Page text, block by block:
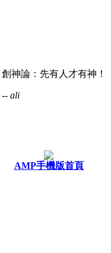
創神論：先有人才有神！
-- ali
AMP手機版首頁